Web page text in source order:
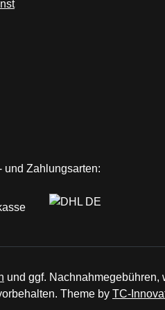
und Zahlungsarten:
und ggf.
Theme by TC-